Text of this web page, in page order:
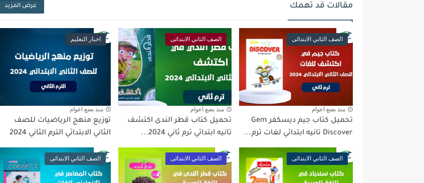
مقالات قد تهمك عرض المزيد
الصف الثاني الابتدائى
منذ بضع اعوام
تحميل كتاب جيم ديسكفر Gem
Discover تانيه ابتدائي لغات ترم...
الصف الثاني الابتدائى
منذ بضع اعوام
تحميل كتاب قطر الندى اكتشف
تانيه ابتدائي ترم ثاني 2024...
اخبار التعليم
منذ بضع اعوام
توزيع منهج الرياضيات للصف
الثاني الابتدائي الترم الثاني 2024
الصف الثاني الابتدائى الصف الثاني الابتدائى الصف الثاني الابتدائى